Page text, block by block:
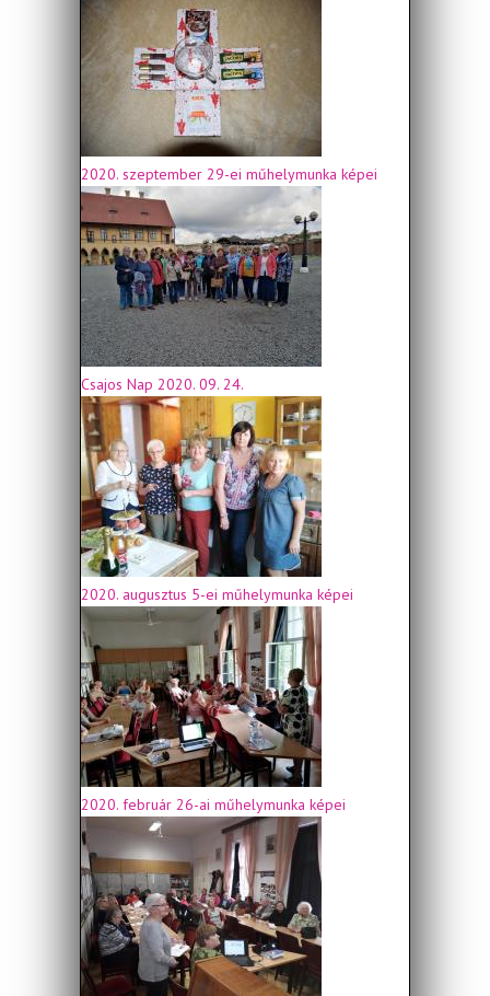
2020. szeptember 29-ei műhelymunka képei
Csajos Nap 2020. 09. 24.
2020. augusztus 5-ei műhelymunka képei
2020. február 26-ai műhelymunka képei